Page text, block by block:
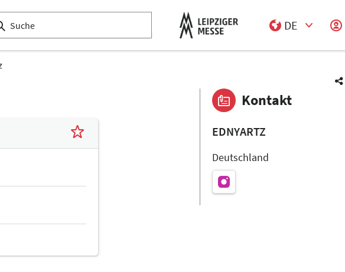
DE
Kontakt
EDNYARTZ
Deutschland